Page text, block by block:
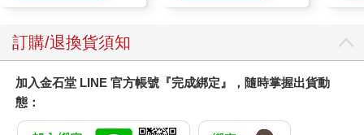
男女，心裡只想勒死幾個。我想念當殺手時可以直接動手動槍和
刑求其他人的時光，而照傑克森的說法，我不可以藉由追逐、恐
嚇或騷擾那些劈腿的人，來增加外遇委託案的樂趣，除非客戶另
外付錢──傑克森不知道這部分。
「是的，她上個星期沒回家，而我肯定她出了事，我去報警，但
警方說這個案子無法成立，因為沒有證據顯示她出了狀況，還一
訂購/退換貨須知
加入金石堂 LINE 官方帳號『完成綁定』，隨時掌握出貨動
態：